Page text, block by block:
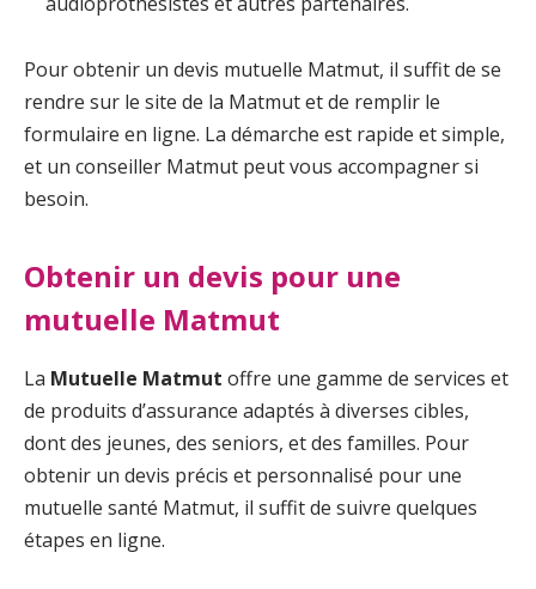
Pour obtenir un devis mutuelle Matmut, il suffit de se
rendre sur le site de la Matmut et de remplir le
formulaire en ligne. La démarche est rapide et simple,
et un conseiller Matmut peut vous accompagner si
besoin.
Obtenir un devis pour une
mutuelle Matmut
La Mutuelle Matmut offre une gamme de services et
de produits d’assurance adaptés à diverses cibles,
dont des jeunes, des seniors, et des familles. Pour
obtenir un devis précis et personnalisé pour une
mutuelle santé Matmut, il suffit de suivre quelques
étapes en ligne.